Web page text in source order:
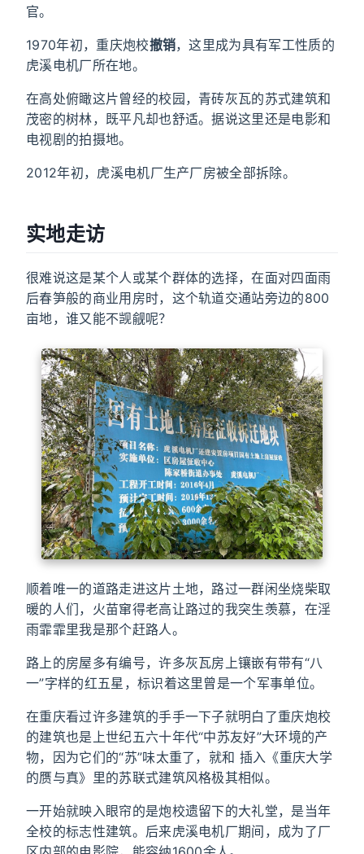
官。
1970年初，重庆炮校撤销，这里成为具有军工性质的
虎溪电机厂所在地。
在高处俯瞰这片曾经的校园，青砖灰瓦的苏式建筑和
茂密的树林，既平凡却也舒适。据说这里还是电影和
电视剧的拍摄地。
2012年初，虎溪电机厂生产厂房被全部拆除。
实地走访
很难说这是某个人或某个群体的选择，在面对四面雨
后春笋般的商业用房时，这个轨道交通站旁边的800
亩地，谁又能不觊觎呢？
顺着唯一的道路走进这片土地，路过一群闲坐烧柴取
暖的人们，火苗窜得老高让路过的我突生羡慕，在淫
雨霏霏里我是那个赶路人。
路上的房屋多有编号，许多灰瓦房上镶嵌有带有“八
一”字样的红五星，标识着这里曾是一个军事单位。
在重庆看过许多建筑的手手一下子就明白了重庆炮校
的建筑也是上世纪五六十年代“中苏友好”大环境的产
物，因为它们的“苏”味太重了，就和 插入《重庆大学
的赝与真》里的苏联式建筑风格极其相似。
一开始就映入眼帘的是炮校遗留下的大礼堂，是当年
全校的标志性建筑。后来虎溪电机厂期间，成为了厂